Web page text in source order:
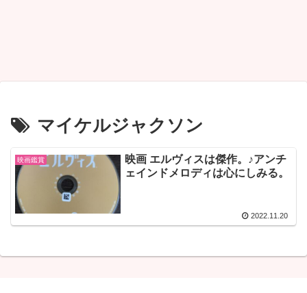
マイケルジャクソン
映画鑑賞
映画 エルヴィスは傑作。♪アンチ
ェインドメロディは心にしみる。
2022.11.20